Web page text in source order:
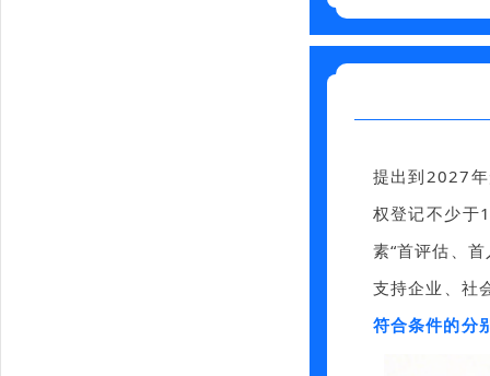
提出到2027
权登记不少于
素“首评估、
支持企业、社
符合条件的分